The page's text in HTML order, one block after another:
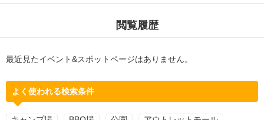
閲覧履歴
最近見たイベント&スポットページはありません。
よく使われる検索条件